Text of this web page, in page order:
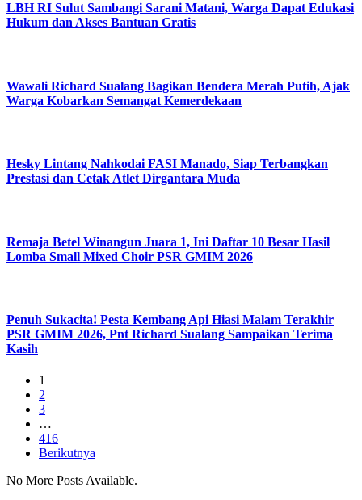
LBH RI Sulut Sambangi Sarani Matani, Warga Dapat Edukasi
Hukum dan Akses Bantuan Gratis
Wawali Richard Sualang Bagikan Bendera Merah Putih, Ajak
Warga Kobarkan Semangat Kemerdekaan
Hesky Lintang Nahkodai FASI Manado, Siap Terbangkan
Prestasi dan Cetak Atlet Dirgantara Muda
Remaja Betel Winangun Juara 1, Ini Daftar 10 Besar Hasil
Lomba Small Mixed Choir PSR GMIM 2026
Penuh Sukacita! Pesta Kembang Api Hiasi Malam Terakhir
PSR GMIM 2026, Pnt Richard Sualang Sampaikan Terima
Kasih
1
2
3
…
416
Berikutnya
No More Posts Available.